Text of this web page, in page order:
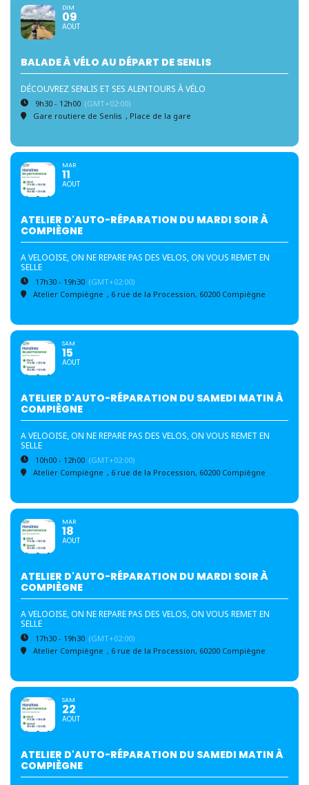
DIM
09
AOUT
BALADE À VÉLO AU DÉPART DE SENLIS
DÉCOUVREZ SENLIS ET SES ALENTOURS À VÉLO
9h30 - 12h00 (GMT+02:00)
Gare routiere de Senlis , Place de la gare
MAR
11
AOUT
ATELIER D'AUTO-RÉPARATION DU MARDI SOIR À
COMPIÈGNE
A VELOOISE, ON NE REPARE PAS DES VELOS, ON VOUS REMET EN
SELLE
17h30 - 19h30 (GMT+02:00)
Atelier Compiègne , 6 rue de la Procession, 60200 Compiègne
SAM
15
AOUT
ATELIER D'AUTO-RÉPARATION DU SAMEDI MATIN À
COMPIÈGNE
A VELOOISE, ON NE REPARE PAS DES VELOS, ON VOUS REMET EN
SELLE
10h00 - 12h00 (GMT+02:00)
Atelier Compiègne , 6 rue de la Procession, 60200 Compiègne
MAR
18
AOUT
ATELIER D'AUTO-RÉPARATION DU MARDI SOIR À
COMPIÈGNE
A VELOOISE, ON NE REPARE PAS DES VELOS, ON VOUS REMET EN
SELLE
17h30 - 19h30 (GMT+02:00)
Atelier Compiègne , 6 rue de la Procession, 60200 Compiègne
SAM
22
AOUT
ATELIER D'AUTO-RÉPARATION DU SAMEDI MATIN À
COMPIÈGNE